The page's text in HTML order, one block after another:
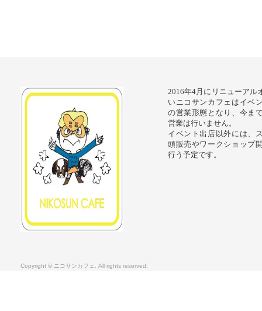
2016年4月にリニューアル
いニコサンカフェはイベ
の営業形態となり、今ま
営業は行いません。
イベント出店以外には、
頭販売やワークショップ
行う予定です。
Copyright © ニコサンカフェ. All rights reserved.